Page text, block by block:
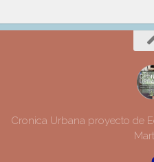
Cronica Urbana proyecto de